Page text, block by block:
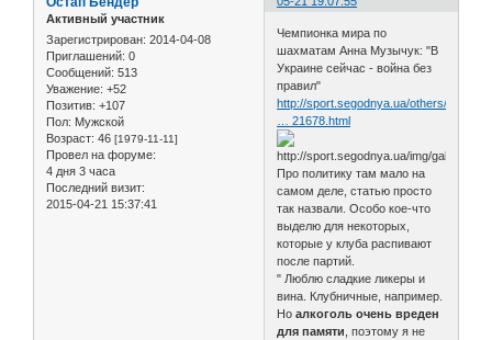
Активный участник
Зарегистрирован: 2014-04-08
Приглашений: 0
Сообщений: 513
Уважение: +52
Позитив: +107
Пол: Мужской
Возраст: 46 [1979-11-11]
Провел на форуме:
4 дня 3 часа
Последний визит:
2015-04-21 15:37:41
Чемпионка мира по
шахматам Анна Музычук: "В
Украине сейчас - война без
правил"
http://sport.segodnya.ua/others/chempio
… 21678.html
Про политику там мало на
самом деле, статью просто
так назвали. Особо кое-что
выделю для некоторых,
которые у клуба распивают
после партий.
" Люблю сладкие ликеры и
вина. Клубничные, например.
Ноалкоголь очень вреден
для памяти , поэтому я не